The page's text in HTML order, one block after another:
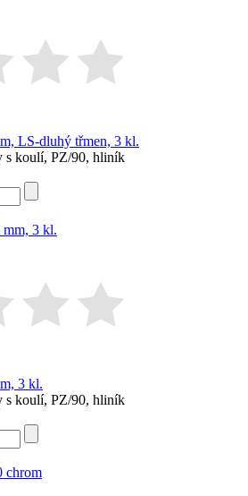
LS-dluhý třmen, 3 kl.
s koulí, PZ/90, hliník
3 kl.
s koulí, PZ/90, hliník